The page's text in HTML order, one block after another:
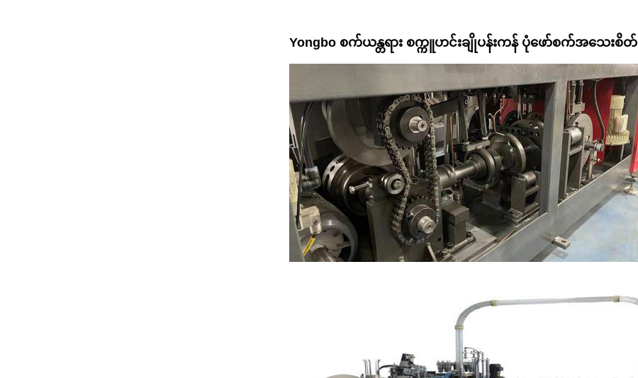
Yongbo စက်ယန္တရား စက္ကူဟင်းချိုပန်းကန် ပုံဖော်စက်အသေးစိတ်